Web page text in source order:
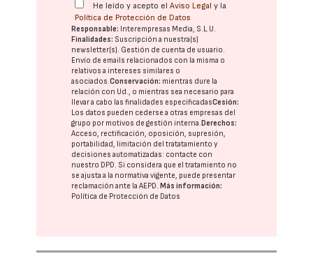
He leído y acepto elAviso Legal y la
Política de Protección de Datos
Responsable: Interempresas Media, S.L.U.
Finalidades: Suscripción a nuestra(s)
newsletter(s). Gestión de cuenta de usuario.
Envío de emails relacionados con la misma o
relativos a intereses similares o
asociados.Conservación: mientras dure la
relación con Ud., o mientras sea necesario para
llevar a cabo las finalidades especificadasCesión:
Los datos pueden cederse a otras empresas del
grupo por motivos de gestión interna. Derechos:
Acceso, rectificación, oposición, supresión,
portabilidad, limitación del tratatamiento y
decisiones automatizadas: contacte con
nuestro DPD. Si considera que el tratamiento no
se ajusta a la normativa vigente, puede presentar
reclamación ante laAEPD. Más información:
Política de Protección de Datos